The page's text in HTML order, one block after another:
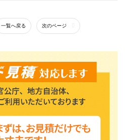
一覧へ戻る 次のページ